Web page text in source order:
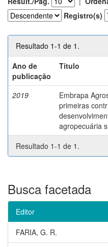
Registro(s)
Resultado 1-1 de 1.
Ano de
publicação
Título
2019
Embrapa
primeiras
agropecuária
Resultado 1-1 de 1.
Busca facetada
Editor
FARIA, G. R.